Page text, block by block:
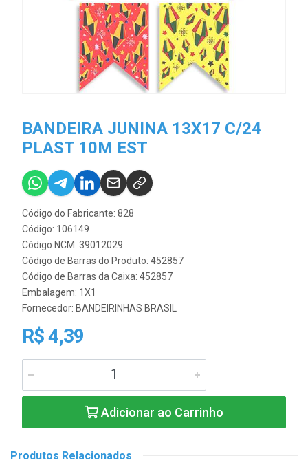
BANDEIRA JUNINA 13X17 C/24
PLAST 10M EST
Código do Fabricante: 828
Código: 106149
Código NCM: 39012029
Código de Barras do Produto: 452857
Código de Barras da Caixa: 452857
Embalagem: 1X1
Fornecedor: BANDEIRINHAS BRASIL
R$ 4,39
Adicionar ao Carrinho
Produtos Relacionados